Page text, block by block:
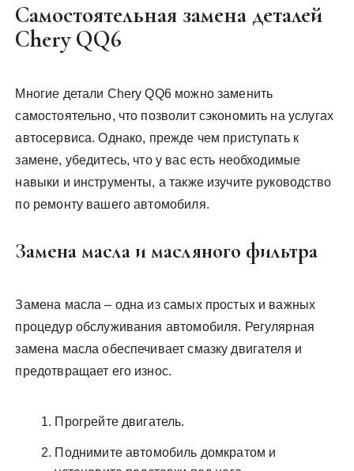
Самостоятельная замена деталей
Chery QQ6
Многие детали Chery QQ6 можно заменить
самостоятельно, что позволит сэкономить на услугах
автосервиса. Однако, прежде чем приступать к
замене, убедитесь, что у вас есть необходимые
навыки и инструменты, а также изучите руководство
по ремонту вашего автомобиля.
Замена масла и масляного фильтра
Замена масла – одна из самых простых и важных
процедур обслуживания автомобиля. Регулярная
замена масла обеспечивает смазку двигателя и
предотвращает его износ.
Прогрейте двигатель.
Поднимите автомобиль домкратом и